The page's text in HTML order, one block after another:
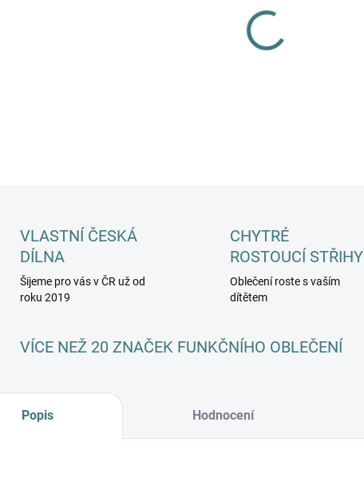
VLASTNÍ ČESKÁ
DÍLNA
Šijeme pro vás v ČR už od
roku 2019
CHYTRÉ
ROSTOUCÍ STŘIHY
Oblečení roste s vaším
dítětem
VÍCE NEŽ 20 ZNAČEK FUNKČNÍHO OBLEČENÍ
Popis Hodnocení